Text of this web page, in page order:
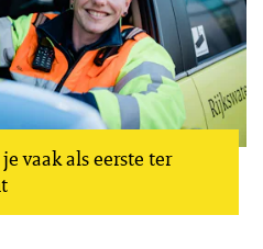
vaak als eerste ter